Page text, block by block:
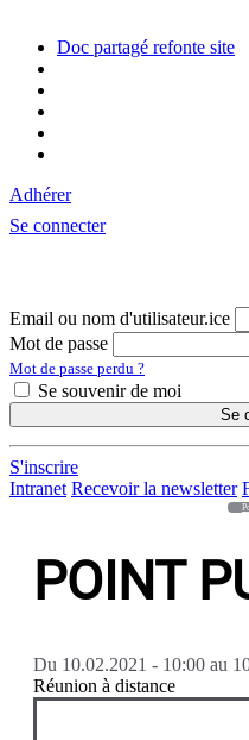
Doc partagé refonte site
Adhérer
Se connecter
Email ou nom d'utilisateur.ice
Mot de passe
Mot de passe perdu ?
Se souvenir de moi
Se
S'inscrire
Intranet Recevoir la newsletter
POINT
Du 10.02.2021 - 10:00 au
Réunion à distance